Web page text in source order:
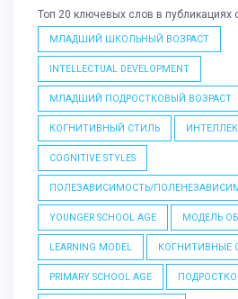
Топ 20 ключевых слов в публикациях
МЛАДШИЙ ШКОЛЬНЫЙ ВОЗРАСТ
INTELLECTUAL DEVELOPMENT
МЛАДШИЙ ПОДРОСТКОВЫЙ ВОЗРАСТ
КОГНИТИВНЫЙ СТИЛЬ
COGNITIVE STYLES
ПОЛЕЗАВИСИМОСТЬ/
YOUNGER SCHOOL AGE МОДЕЛЬ
LEARNING MODEL КОГНИТИВНЫЕ
PRIMARY SCHOOL AGE